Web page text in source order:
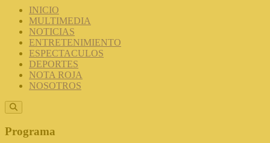
INICIO
MULTIMEDIA
NOTICIAS
ENTRETENIMIENTO
ESPECTACULOS
DEPORTES
NOTA ROJA
NOSOTROS
Programa